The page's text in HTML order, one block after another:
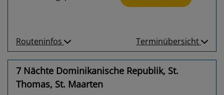
Routeninfos Terminübersicht
7 Nächte Dominikanische Republik, St.
Thomas, St. Maarten